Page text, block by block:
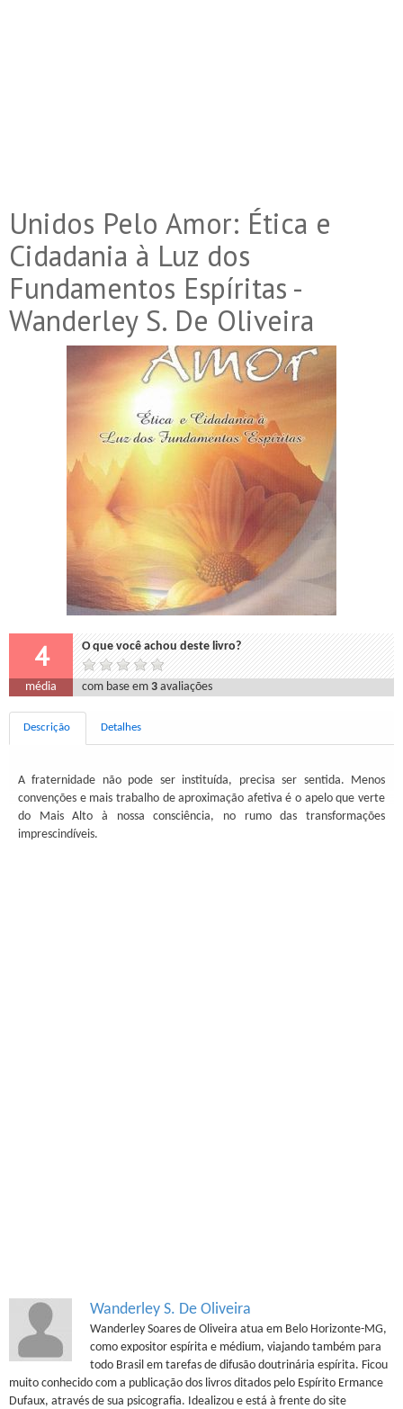
Unidos Pelo Amor: Ética e
Cidadania à Luz dos
Fundamentos Espíritas -
Wanderley S. De Oliveira
4 O que você achou deste livro?
média com base em3 avaliações
Descrição Detalhes
A fraternidade não pode ser instituída, precisa ser sentida. Menos
convenções e mais trabalho de aproximação afetiva é o apelo que verte
do Mais Alto à nossa consciência, no rumo das transformações
imprescindíveis.
Wanderley S. De Oliveira
Wanderley Soares de Oliveira atua em Belo Horizonte-MG,
como expositor espírita e médium, viajando também para
todo Brasil em tarefas de difusão doutrinária espírita. Ficou
muito conhecido com a publicação dos livros ditados pelo Espírito Ermance
Dufaux, através de sua psicografia. Idealizou e está à frente do site